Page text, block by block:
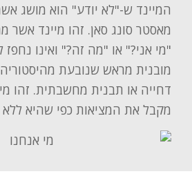
המיינד ש-"לא יודע" הוא מושג
מאסטר סונג סאן. זהו מיינד אשר
"מי אני?" או "מה זה?" ואינו
מובנית מראש שנובעת
דחייה או תבנית מחשבתית. זהו
מקבל את המציאות כפי שהיא ללא